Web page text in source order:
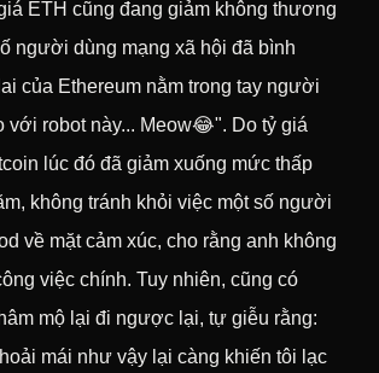
ETH cũng đang giảm không thương
người dùng mạng xã hội đã bình
của Ethereum nằm trong tay người
với robot này... Meow😂". Do tỷ giá
lúc đó đã giảm xuống mức thấp
không tránh khỏi việc một số người
về mặt cảm xúc, cho rằng anh không
việc chính. Tuy nhiên, cũng có
mộ lại đi ngược lại, tự giễu rằng:
mái như vậy lại càng khiến tôi lạc